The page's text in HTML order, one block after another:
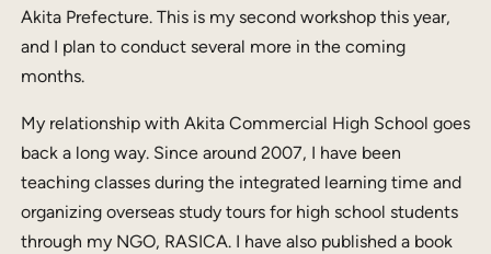
Akita Prefecture. This is my second workshop this year,
and I plan to conduct several more in the coming
months.
My relationship with Akita Commercial High School goes
back a long way. Since around 2007, I have been
teaching classes during the integrated learning time and
organizing overseas study tours for high school students
through my NGO, RASICA. I have also published a book